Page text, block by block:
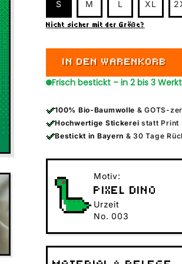
S M L XL
Nicht sicher mit der Größe?
IN DEN WARENKORB
Frisch bestickt – in 2 bis 3
100% Bio-Baumwolle & GOTS-
Hochwertige Stickerei statt Print
Bestickt in Bayern & 30 Tage
Motiv:
PIXEL DINO
Urzeit
No. 003
Das Motiv Pixel Dino No.